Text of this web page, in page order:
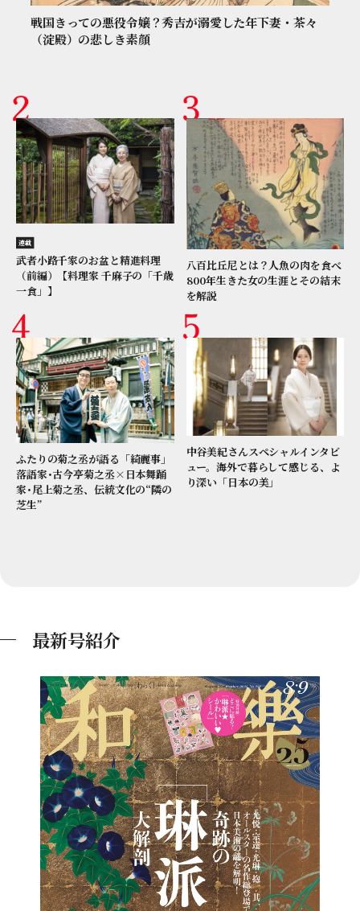
戦国きっての悪役令嬢？秀吉が溺愛した年下妻・茶々
（淀殿）の悲しき素顔
連載
武者小路千家のお盆と精進料理
（前編）【料理家 千麻子の「千歳
一食」】
八百比丘尼とは？人魚の肉を食べ
800年生きた女の生涯とその結末
を解説
ふたりの菊之丞が語る「綺麗事」
落語家･古今亭菊之丞×日本舞踊
家･尾上菊之丞、伝統文化の“隣の
芝生”
中谷美紀さんスペシャルインタビ
ュー。海外で暮らして感じる、よ
り深い「日本の美」
最新号紹介